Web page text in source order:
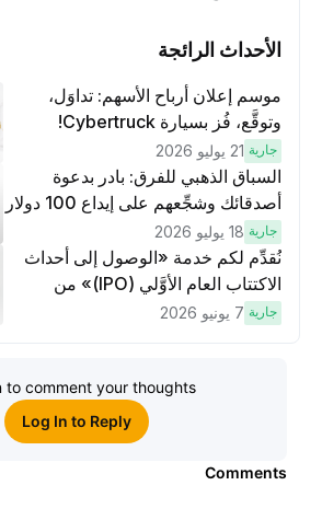
الأحداث الرائجة
موسم إعلان أرباح الأسهم: تداوَل،
وتوقَّع، فُز بسيارة Cybertruck!
جارية 21 يوليو 2026
السباق الذهبي للفرق: بادر بدعوة
أصدقائك وشجِّعهم على إيداع 100 دولار
لكسَب مكافآت مُضاعَفة
جارية 18 يوليو 2026
نُقدِّم لكم خدمة «الوصول إلى أحداث
الاكتتاب العام الأوَّلي (IPO)» من
Bybit، بوابتك للوصول المبكر إلى فرص
جارية 7 يونيو 2026
in to comment your thoughts
Log In to Reply
Comments